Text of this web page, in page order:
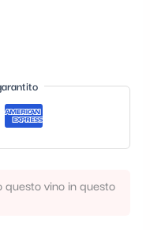
vino in questo